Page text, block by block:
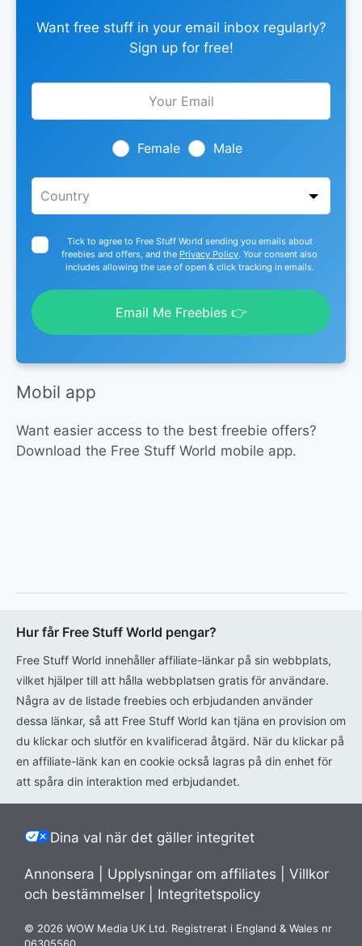
Want free stuff in your email inbox regularly?
Sign up for free!
Leave
Female Male
Tick to agree to Free Stuff World sending you emails about
freebies and offers, and the Privacy Policy. Your consent also
includes allowing the use of open & click tracking in emails.
Email Me Freebies 👉
Mobil app
Want easier access to the best freebie offers?
Download the Free Stuff World mobile app.
Hur får Free Stuff World pengar?
Free Stuff World innehåller affiliate-länkar på sin webbplats,
vilket hjälper till att hålla webbplatsen gratis för användare.
Några av de listade freebies och erbjudanden använder
dessa länkar, så att Free Stuff World kan tjäna en provision om
du klickar och slutför en kvalificerad åtgärd. När du klickar på
en affiliate-länk kan en cookie också lagras på din enhet för
att spåra din interaktion med erbjudandet.
Dina val när det gäller integritet
Annonsera Upplysningar om affiliates
Villkor
och bestämmelser
Integritetspolicy
© 2026 WOW Media UK Ltd. Registrerat i England & Wales nr